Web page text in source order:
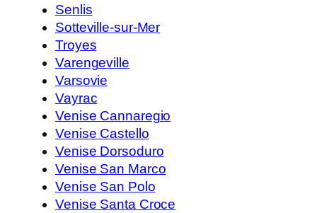
Senlis
Sotteville-sur-Mer
Troyes
Varengeville
Varsovie
Vayrac
Venise Cannaregio
Venise Castello
Venise Dorsoduro
Venise San Marco
Venise San Polo
Venise Santa Croce